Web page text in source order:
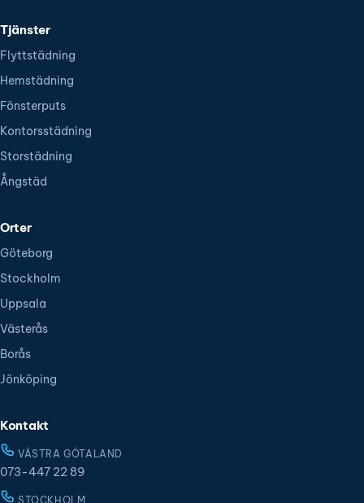
Tjänster
Flyttstädning
Hemstädning
Fönsterputs
Kontorsstädning
Storstädning
Ångstäd
Orter
Göteborg
Stockholm
Uppsala
Västerås
Borås
Jönköping
Kontakt
VÄSTRA GÖTALAND
073-447 22 89
STOCKHOLM